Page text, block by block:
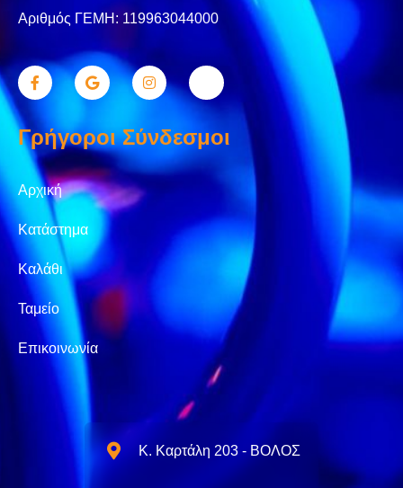
Αριθμός ΓΕΜΗ: 119963044000
Γρήγοροι Σύνδεσμοι
Αρχική
Κατάστημα
Καλάθι
Ταμείο
Επικοινωνία
Κ. Καρτάλη 203 - ΒΟΛΟΣ